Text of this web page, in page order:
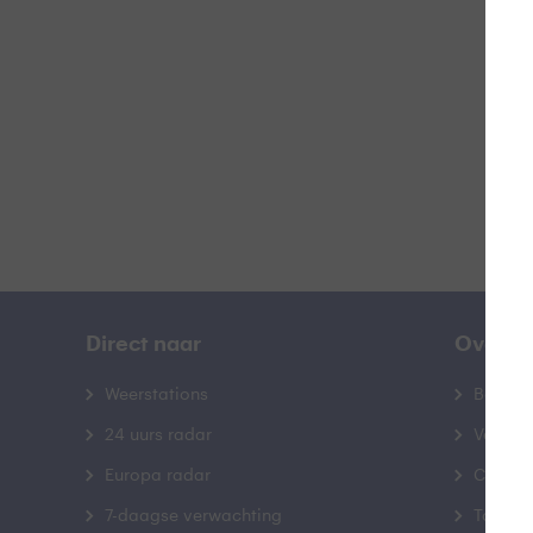
Direct naar
Weerstations
24 uurs radar
Europa radar
7-daagse verwachting
Over
Contact